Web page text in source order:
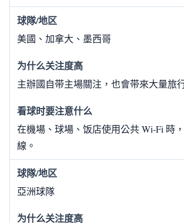
美國、加拿大、墨西哥
主辦國自带主場關注，也會带來大量旅
在機場、球場、饭店使用公共 Wi‑Fi 時
線。
亞洲球隊